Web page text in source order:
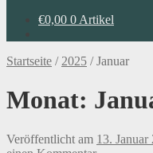
€0,00 0 Artikel
Startseite / 2025 /Januar
Monat:
Veröffentlicht am 13. Januar